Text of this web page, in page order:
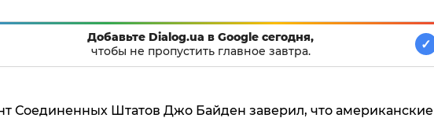
Добавьте Dialog.ua в Google сегодня,
чтобы не пропустить главное завтра.
✓
Соединенных Штатов Джо Байден заверил, что американские